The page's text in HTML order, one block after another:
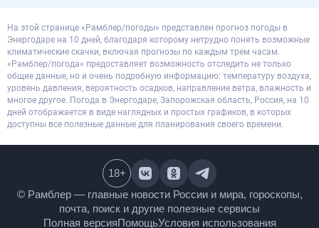
На этой странице «Рамблер/погоды» представлен прогноз погоды в
Энергодаре на 10 дней, благодаря которому нетрудно понять возможные
климатические скачки, включая прогнозы по каждым трем часам.
«Рамблер/погода» предоставляет возможность отследить не только
общие данные, но и очень подробную информацию: температуру воздуха,
уровень давления, вероятность осадков, направление ветра, влажность и
многое другое. Погода в Энергодаре, Запорожская область, Россия, на 10
дней отображается в виде наглядных и простых графиков, в которых
доступны все полезные данные для планирования своего времени.
© Рамблер — главные новости России и мира,
гороскопы, почта, поиск и другие полезные сервисы
Полная версияПомощьУсловия использования
18+